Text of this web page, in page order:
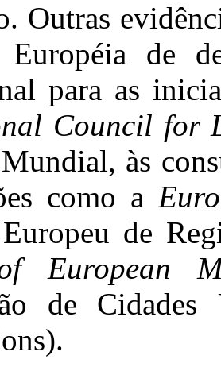
Outras
Européia de
para as
Council for
às
como a
de
European
de